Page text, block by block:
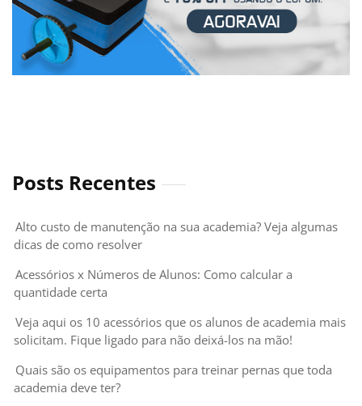
Posts Recentes
Alto custo de manutenção na sua academia? Veja algumas
dicas de como resolver
Acessórios x Números de Alunos: Como calcular a
quantidade certa
Veja aqui os 10 acessórios que os alunos de academia mais
solicitam. Fique ligado para não deixá-los na mão!
Quais são os equipamentos para treinar pernas que toda
academia deve ter?